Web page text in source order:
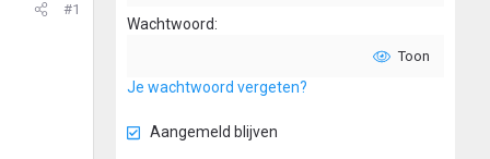
#1
Wachtwoord
Toon
Je wachtwoord vergeten?
Aangemeld blijven